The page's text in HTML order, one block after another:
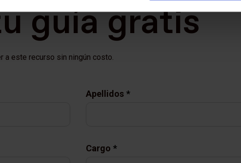
guía gratis
a este recurso sin ningún costo.
Apellidos
Cargo